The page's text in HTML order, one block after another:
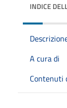
INDICE
A cura di
Contenuti